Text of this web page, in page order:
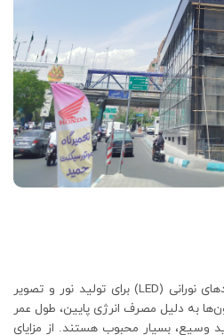
تلویزیون‌های شهری LED از دیودهای نورانی (LED) برای تولید نور و تصویر
به دلیل مصرف انرژی پایین، طول عمر
وسیع، بسیار محبوب هستند. از مزایای